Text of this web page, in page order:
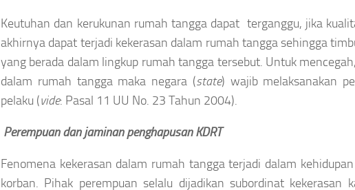
Keutuhan dan kerukunan rumah tangga dapat terganggu, jika
akhirnya dapat terjadi kekerasan dalam rumah tangga sehingga
yang berada dalam lingkup rumah tangga tersebut. Untuk
dalam rumah tangga maka negara (state) wajib melaksanakan
pelaku (vide: Pasal 11 UU No. 23 Tahun 2004).
Perempuan dan jaminan penghapusan KDRT
Fenomena kekerasan dalam rumah tangga terjadi dalam
korban. Pihak perempuan selalu dijadikan subordinat kekerasan